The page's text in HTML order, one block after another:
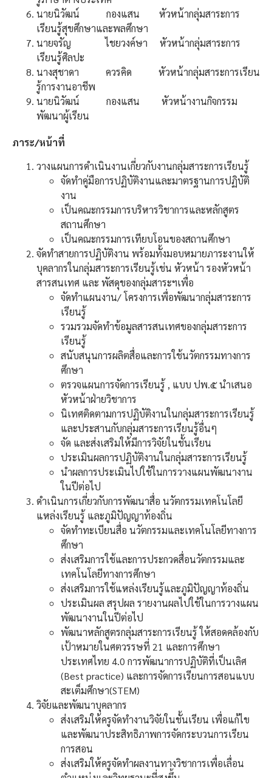
นายนิวัฒน์ กองแสน หัวหน้ากลุ่มสาระการ
เรียนรู้สุขศึกษาและพลศึกษา
นายจรัญ ไชยวงค์ษา หัวหน้ากลุ่มสาระการ
เรียนรู้ศิลปะ
นางสุชาดา ควรคิด หัวหน้ากลุ่มสาระการเรียน
รู้การงานอาชีพ
นายนิวัฒน์ กองแสน หัวหน้างานกิจกรรม
พัฒนาผู้เรียน
ภาระ/หน้าที่
วางแผนการดำเนินงานเกี่ยวกับงานกลุ่มสาระการเรียนรู้
จัดทำคู่มือการปฏิบัติงานและมาตรฐานการปฏิบัติ
งาน
เป็นคณะกรรมการบริหารวิชาการและหลักสูตร
สถานศึกษา
เป็นคณะกรรมการเทียบโอนของสถานศึกษา
จัดทำสายการปฏิบัติงาน พร้อมทั้งมอบหมายภาระงานให้
บุคลากรในกลุ่มสาระการเรียนรู้เช่น หัวหน้า รองหัวหน้า
สารสนเทศ และ พัสดุของกลุ่มสาระฯเพื่อ
จัดทำแผนงาน/ โครงการเพื่อพัฒนากลุ่มสาระการ
เรียนรู้
รวมรวมจัดทำข้อมูลสารสนเทศของกลุ่มสาระการ
เรียนรู้
สนับสนุนการผลิตสื่อและการใช้นวัตกรรมทางการ
ศึกษา
ตรวจแผนการจัดการเรียนรู้ , แบบ ปพ.๕ นำเสนอ
หัวหน้าฝ่ายวิชาการ
นิเทศติดตามการปฏิบัติงานในกลุ่มสาระการเรียนรู้
และประสานกับกลุ่มสาระการเรียนรู้อื่นๆ
จัด และส่งเสริมให้มีการวิจัยในชั้นเรียน
ประเมินผลการปฏิบัติงานในกลุ่มสาระการเรียนรู้
นำผลการประเมินไปใช้ในการวางแผนพัฒนางาน
ในปีต่อไป
ดำเนินการเกี่ยวกับการพัฒนาสื่อ นวัตกรรมเทคโนโลยี
แหล่งเรียนรู้ และภูมิปัญญาท้องถิ่น
จัดทำทะเบียนสื่อ นวัตกรรมและเทคโนโลยีทางการ
ศึกษา
ส่งเสริมการใช้และการประกวดสื่อนวัตกรรมและ
เทคโนโลยีทางการศึกษา
ส่งเสริมการใช้แหล่งเรียนรู้และภูมิปัญญาท้องถิ่น
ประเมินผล สรุปผล รายงานผลไปใช้ในการวางแผน
พัฒนางานในปีต่อไป
พัฒนาหลักสูตรกลุ่มสาระการเรียนรู้ ให้สอดคล้องกับ
เป้าหมายในศตวรรษที่ 21 และการศึกษา
ประเทศไทย 4.0 การพัฒนาการปฏิบัติที่เป็นเลิศ
(Best practice) และการจัดการเรียนการสอนแบบ
สะเต็มศึกษา(STEM)
วิจัยและพัฒนาบุคลากร
ส่งเสริมให้ครูจัดทำงานวิจัยในชั้นเรียน เพื่อแก้ไข
และพัฒนาประสิทธิภาพการจัดกระบวนการเรียน
การสอน
ส่งเสริมให้ครูจัดทำผลงานทางวิชาการเพื่อเลื่อน